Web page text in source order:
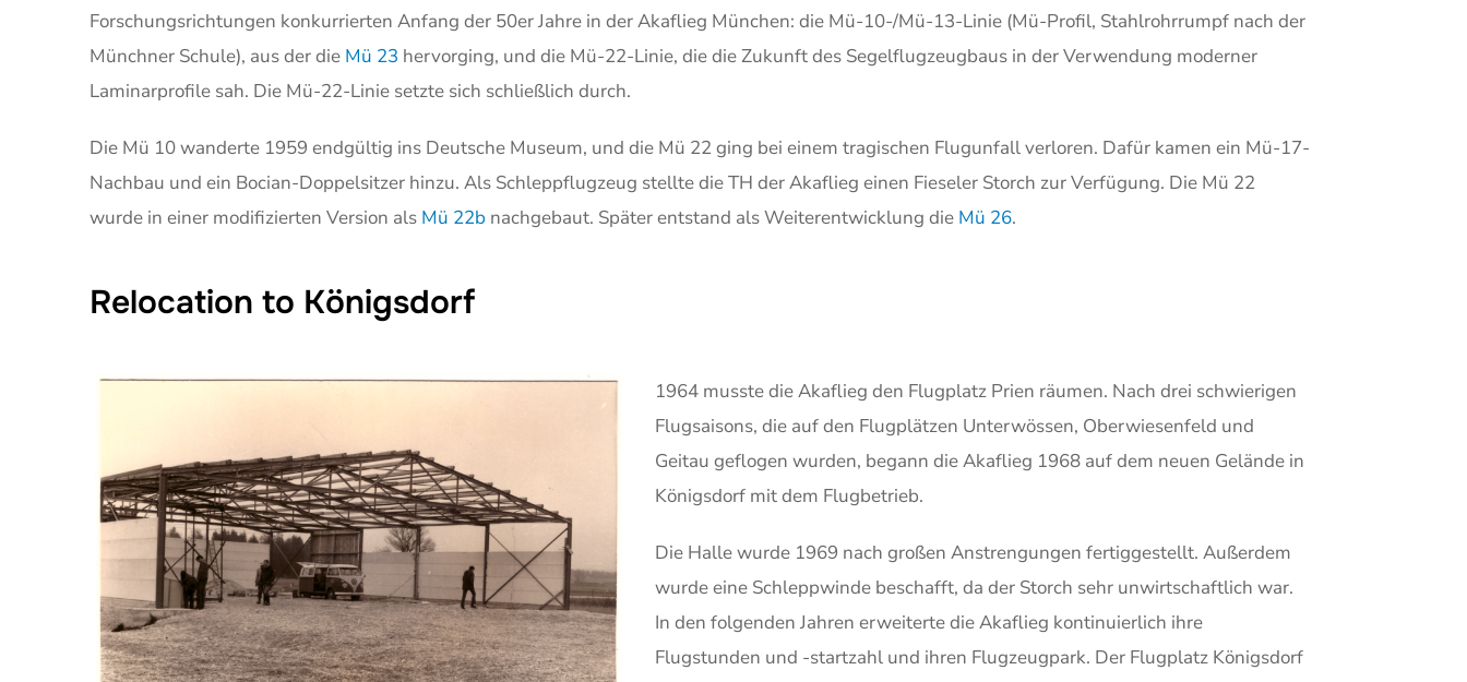
Forschungsrichtungen konkurrierten Anfang der 50er Jahre in der Akaflieg München: die Mü-10-/Mü-13-Linie (Mü-Profil, Stahlrohrrumpf nach der
Münchner Schule), aus der die Mü 23 hervorging, und die Mü-22-Linie, die die Zukunft des Segelflugzeugbaus in der Verwendung moderner
Laminarprofile sah. Die Mü-22-Linie setzte sich schließlich durch.
Die Mü 10 wanderte 1959 endgültig ins Deutsche Museum, und die Mü 22 ging bei einem tragischen Flugunfall verloren. Dafür kamen ein Mü-17-
Nachbau und ein Bocian-Doppelsitzer hinzu. Als Schleppflugzeug stellte die TH der Akaflieg einen Fieseler Storch zur Verfügung. Die Mü 22
wurde in einer modifizierten Version als Mü 22b nachgebaut. Später entstand als Weiterentwicklung die Mü 26.
Relocation to Königsdorf
1964 musste die Akaflieg den Flugplatz Prien räumen. Nach drei schwierigen
Flugsaisons, die auf den Flugplätzen Unterwössen, Oberwiesenfeld und
Geitau geflogen wurden, begann die Akaflieg 1968 auf dem neuen Gelände in
Königsdorf mit dem Flugbetrieb.
Die Halle wurde 1969 nach großen Anstrengungen fertiggestellt. Außerdem
wurde eine Schleppwinde beschafft, da der Storch sehr unwirtschaftlich war.
In den folgenden Jahren erweiterte die Akaflieg kontinuierlich ihre
Flugstunden und -startzahl und ihren Flugzeugpark. Der Flugplatz Königsdorf